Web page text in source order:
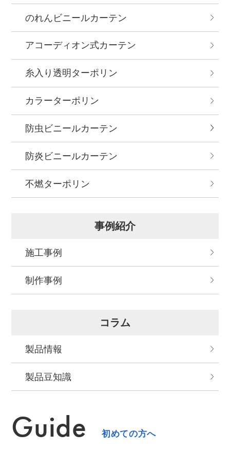
のれんビニールカーテン
アコーディオン式カーテン
糸入り透明ターポリン
カラーターポリン
防虫ビニールカーテン
防炎ビニールカーテン
不燃ターポリン
事例紹介
施工事例
制作事例
コラム
製品情報
製品⾖知識
Guide 初めての方へ